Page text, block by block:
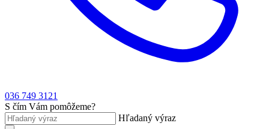
036 749 3121
S čím Vám pomôžeme?
Hľadaný výraz